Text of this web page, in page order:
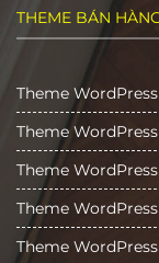
THEME BÁN
Theme
Theme
Theme
Theme
Theme